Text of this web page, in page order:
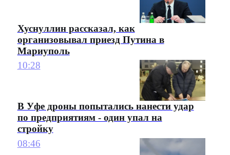
Хуснуллин рассказал, как
организовывал приезд Путина в
Мариуполь
10:28
В Уфе дроны попытались нанести удар
по предприятиям - один упал на
стройку
08:46